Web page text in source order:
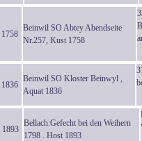
1758
Beinwil SO Abtey Abendseite
Nr.257, Kust 1758
1836
Beinwil SO Kloster Beinwyl ,
Aquat 1836
1893
Bellach:Gefecht bei den Weihern
1798 . Host 1893